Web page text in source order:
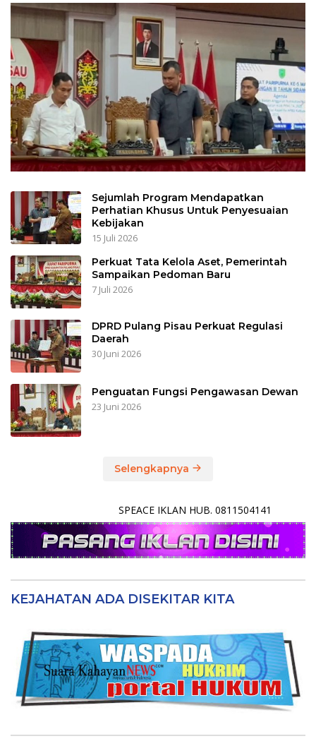
Sejumlah Program Mendapatkan
Perhatian Khusus Untuk Penyesuaian
Kebijakan
15 Juli 2026
Perkuat Tata Kelola Aset, Pemerintah
Sampaikan Pedoman Baru
7 Juli 2026
DPRD Pulang Pisau Perkuat Regulasi
Daerah
30 Juni 2026
Penguatan Fungsi Pengawasan Dewan
23 Juni 2026
Selengkapnya
SPEACE IKLAN HUB. 0811504141
KEJAHATAN ADA DISEKITAR KITA